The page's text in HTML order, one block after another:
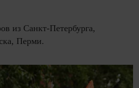
из Санкт-Петербурга,
Перми.